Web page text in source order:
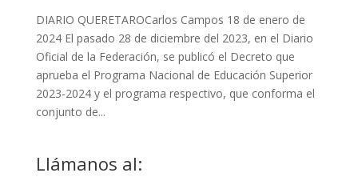
DIARIO QUERETAROCarlos Campos 18 de enero de
2024 El pasado 28 de diciembre del 2023, en el Diario
Oficial de la Federación, se publicó el Decreto que
aprueba el Programa Nacional de Educación Superior
2023-2024 y el programa respectivo, que conforma el
conjunto de...
Llámanos al: